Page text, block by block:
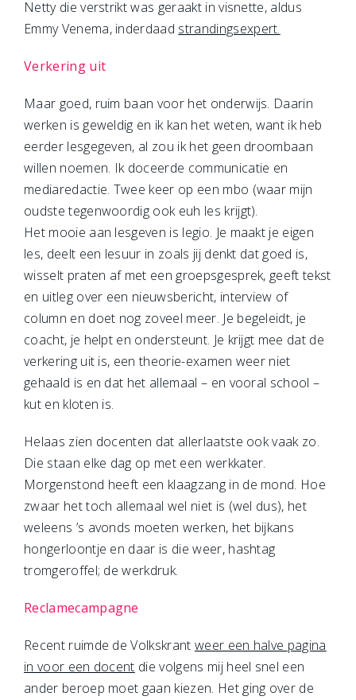
Netty die verstrikt was geraakt in visnette, aldus
Emmy Venema, inderdaad strandingsexpert.
Verkering uit
Maar goed, ruim baan voor het onderwijs. Daarin
werken is geweldig en ik kan het weten, want ik heb
eerder lesgegeven, al zou ik het geen droombaan
willen noemen. Ik doceerde communicatie en
mediaredactie. Twee keer op een mbo (waar mijn
oudste tegenwoordig ook euh les krijgt).
Het mooie aan lesgeven is legio. Je maakt je eigen
les, deelt een lesuur in zoals jij denkt dat goed is,
wisselt praten af met een groepsgesprek, geeft tekst
en uitleg over een nieuwsbericht, interview of
column en doet nog zoveel meer. Je begeleidt, je
coacht, je helpt en ondersteunt. Je krijgt mee dat de
verkering uit is, een theorie-examen weer niet
gehaald is en dat het allemaal – en vooral school –
kut en kloten is.
Helaas zien docenten dat allerlaatste ook vaak zo.
Die staan elke dag op met een werkkater.
Morgenstond heeft een klaagzang in de mond. Hoe
zwaar het toch allemaal wel niet is (wel dus), het
weleens ’s avonds moeten werken, het bijkans
hongerloontje en daar is die weer, hashtag
tromgeroffel; de werkdruk.
Reclamecampagne
Recent ruimde de Volkskrant weer een halve pagina
in voor een docent die volgens mij heel snel een
ander beroep moet gaan kiezen. Het ging over de